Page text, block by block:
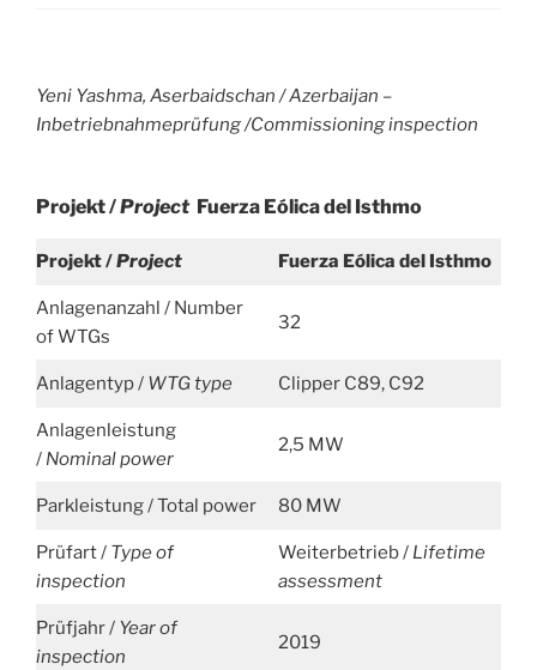
Yeni Yashma, Aserbaidschan / Azerbaijan –
Inbetriebnahmeprüfung /Commissioning inspection
Projekt /ProjectFuerza Eólica del Isthmo
Projekt /Project Fuerza Eólica del Isthmo
Anlagenanzahl / Number
of WTGs
32
Anlagentyp / WTG type Clipper C89, C92
Anlagenleistung
/ Nominal power
2,5 MW
Parkleistung / Total power 80 MW
Prüfart / Type of
inspection
Weiterbetrieb / Lifetime
assessment
Prüfjahr / Year of
inspection
2019